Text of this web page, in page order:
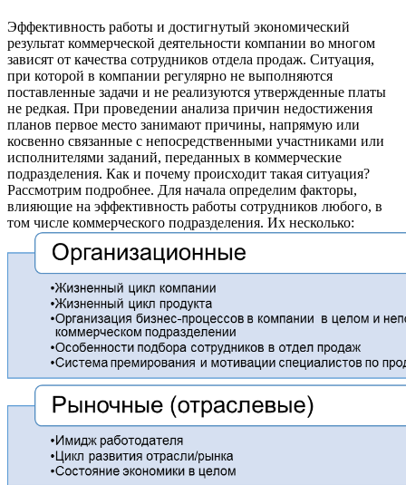
Эффективность работы и достигнутый экономический
результат коммерческой деятельности компании во многом
зависят от качества сотрудников отдела продаж. Ситуация,
при которой в компании регулярно не выполняются
поставленные задачи и не реализуются утвержденные платы
не редкая. При проведении анализа причин недостижения
планов первое место занимают причины, напрямую или
косвенно связанные с непосредственными участниками или
исполнителями заданий, переданных в коммерческие
подразделения. Как и почему происходит такая ситуация?
Рассмотрим подробнее. Для начала определим факторы,
влияющие на эффективность работы сотрудников любого, в
том числе коммерческого подразделения. Их несколько: